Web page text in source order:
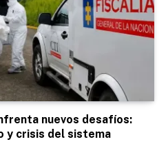
nuevos desafíos:
y crisis del sistema